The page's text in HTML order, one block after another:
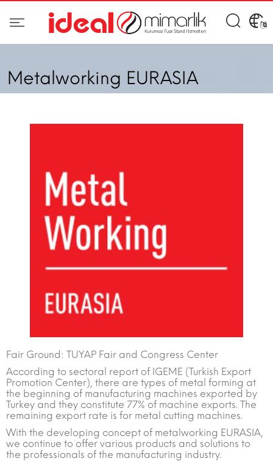
Metalworking EURASIA
Fair Ground: TUYAP Fair and Congress Center
According to sectoral report of IGEME (Turkish Export
Promotion Center), there are types of metal forming at
the beginning of manufacturing machines exported by
Turkey and they constitute 77% of machine exports. The
remaining export rate is for metal cutting machines.
With the developing concept of metalworking EURASIA,
we continue to offer various products and solutions to
the professionals of the manufacturing industry.